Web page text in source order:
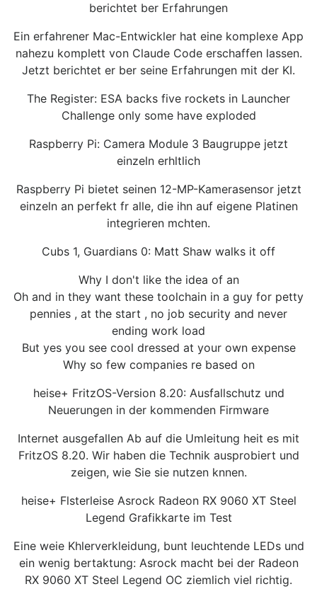
berichtet ber Erfahrungen
Ein erfahrener Mac-Entwickler hat eine komplexe App
nahezu komplett von Claude Code erschaffen lassen.
Jetzt berichtet er ber seine Erfahrungen mit der KI.
The Register: ESA backs five rockets in Launcher
Challenge only some have exploded
Raspberry Pi: Camera Module 3 Baugruppe jetzt
einzeln erhltlich
Raspberry Pi bietet seinen 12-MP-Kamerasensor jetzt
einzeln an perfekt fr alle, die ihn auf eigene Platinen
integrieren mchten.
Cubs 1, Guardians 0: Matt Shaw walks it off
Why I don't like the idea of an
Oh and in they want these toolchain in a guy for petty
pennies , at the start , no job security and never
ending work load
But yes you see cool dressed at your own expense
Why so few companies re based on
heise+ FritzOS-Version 8.20: Ausfallschutz und
Neuerungen in der kommenden Firmware
Internet ausgefallen Ab auf die Umleitung heit es mit
FritzOS 8.20. Wir haben die Technik ausprobiert und
zeigen, wie Sie sie nutzen knnen.
heise+ Flsterleise Asrock Radeon RX 9060 XT Steel
Legend Grafikkarte im Test
Eine weie Khlerverkleidung, bunt leuchtende LEDs und
ein wenig bertaktung: Asrock macht bei der Radeon
RX 9060 XT Steel Legend OC ziemlich viel richtig.